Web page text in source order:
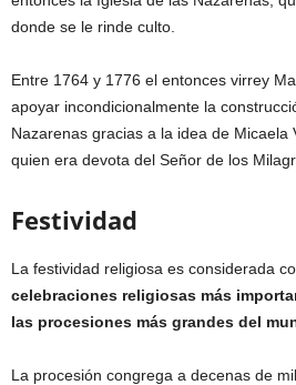
donde se le rinde culto.
Entre 1764 y 1776 el entonces virrey
apoyar incondicionalmente la
Nazarenas gracias a la idea de Micaela
quien era devota del Señor de los
Festividad
La festividad religiosa es considerada
celebraciones religiosas más
las procesiones más grandes del
La procesión congrega a decenas de